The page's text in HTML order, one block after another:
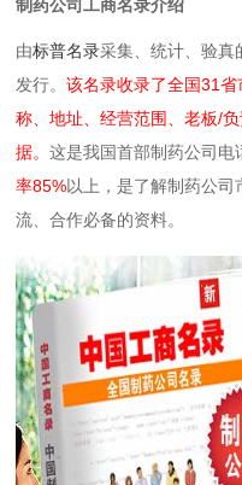
制药公司工商名录介绍
由标普名录采集、统计、验真
发行。该名录收录了全国31省
称、地址、经营范围、老板/
据。这是我国首部制药公司
率85%以上，是了解制药公
流、合作必备的资料。